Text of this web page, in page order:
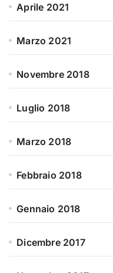
Aprile 2021
Marzo 2021
Novembre 2018
Luglio 2018
Marzo 2018
Febbraio 2018
Gennaio 2018
Dicembre 2017